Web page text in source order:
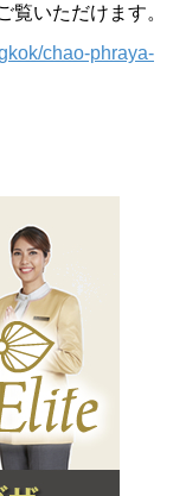
覧いただけます。
chao-phraya-